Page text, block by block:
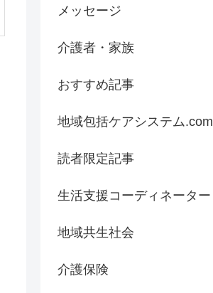
メッセージ
介護者・家族
おすすめ記事
地域包括ケアシステム.com
読者限定記事
生活支援コーディネーター
地域共生社会
介護保険